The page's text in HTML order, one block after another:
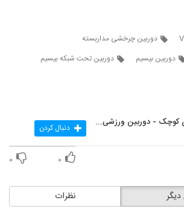
دوربین چرخشی مداربسته
دوربین بیسیم
دوربین تحت شبکه بیسیم
فروشگاه دوربین کوچک - دوربین ورزشی - دوربین ریز دنبال کردن
۰ ۰
نظرات